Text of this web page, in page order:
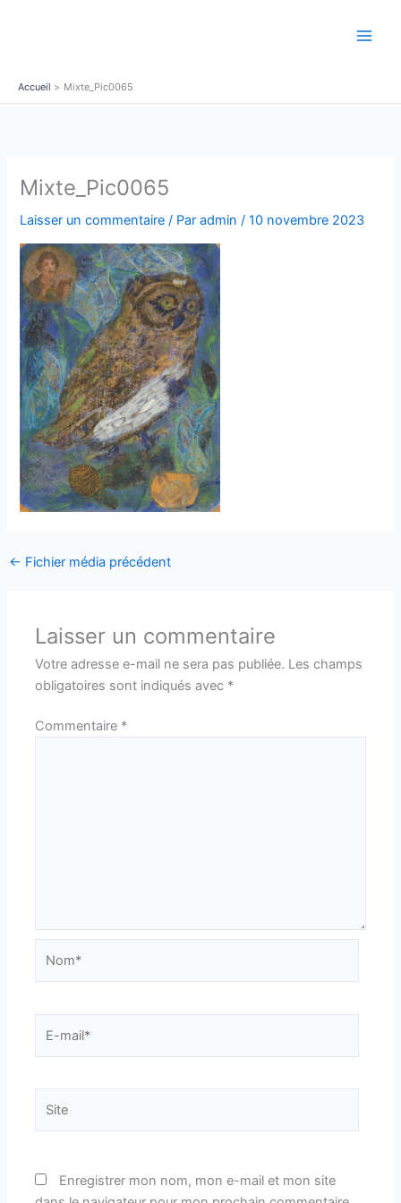
Accueil Mixte_Pic0065
Mixte_Pic0065
Laisser un commentaire / Paradmin/10 novembre 2023
← Fichier média précédent
Laisser un commentaire
Votre adresse e-mail ne sera pas publiée. Les champs
obligatoires sont indiqués avec *
Commentaire *
mail*
Enregistrer mon nom, mon e-mail et mon site